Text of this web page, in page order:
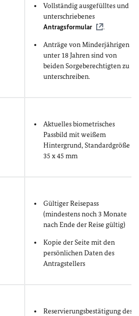
Vollständig ausgefülltes und
unterschriebenes
Antragsformular
.
Anträge von Minderjährigen
unter 18 Jahren sind von
beiden Sorgeberechtigten zu
unterschreiben.
Aktuelles biometrisches
Passbild mit weißem
Hintergrund, Standardgröße
35 x 45 mm
Gültiger Reisepass
(mindestens noch 3 Monate
nach Ende der Reise gültig)
Kopie der Seite mit den
persönlichen Daten des
Antragstellers
Reservierungsbestätigung des